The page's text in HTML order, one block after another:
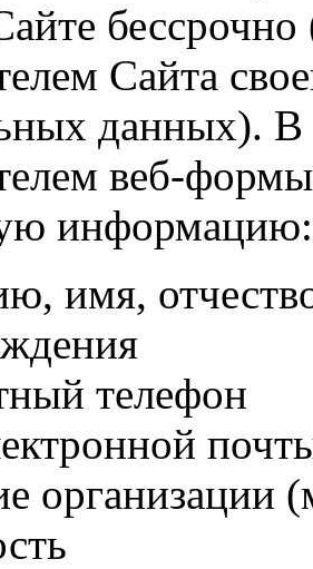
бессрочно
Сайта
данных). В
веб-
информацию:
имя,
телефон
организации